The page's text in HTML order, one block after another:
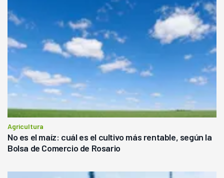
Agricultura
No es el maíz: cuál es el cultivo más rentable, según la
Bolsa de Comercio de Rosario